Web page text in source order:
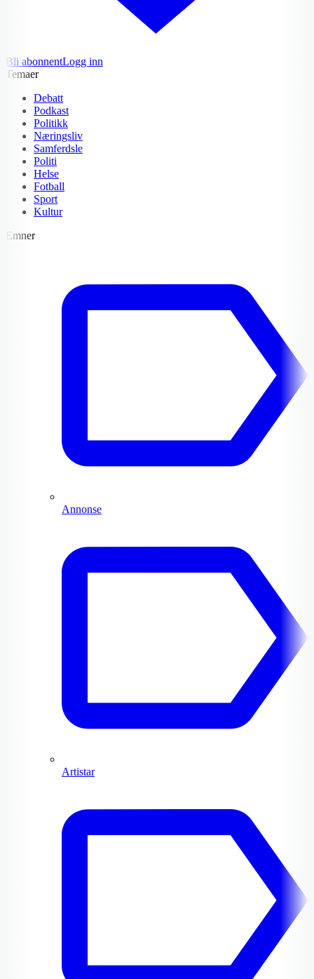
Bli abonnentLogg inn
Temaer
Debatt
Podkast
Politikk
Næringsliv
Samferdsle
Politi
Helse
Fotball
Sport
Kultur
Emner
Annonse
Artistar